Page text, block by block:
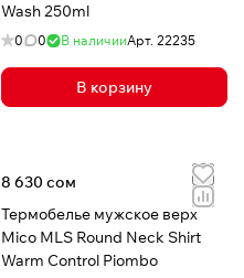
Wash 250ml
0 0 В наличииАрт. 22235
В корзину
8 630 сом
Термобелье мужское верх
Mico MLS Round Neck Shirt
Warm Control Piombo